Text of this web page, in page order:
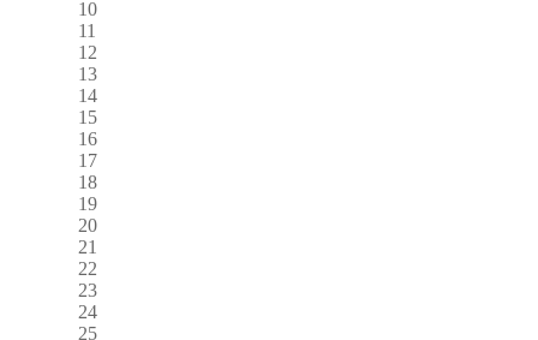
10
11
12
13
14
15
16
17
18
19
20
21
22
23
24
25